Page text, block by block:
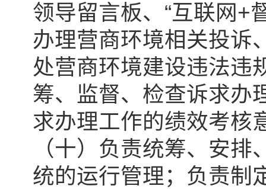
领导留言板、“互联网+
办理营商环境相关投诉
处营商环境建设违法违
筹、监督、检查诉求办
求办理工作的绩效考核
（十）负责统筹、安
统的运行管理；负责制